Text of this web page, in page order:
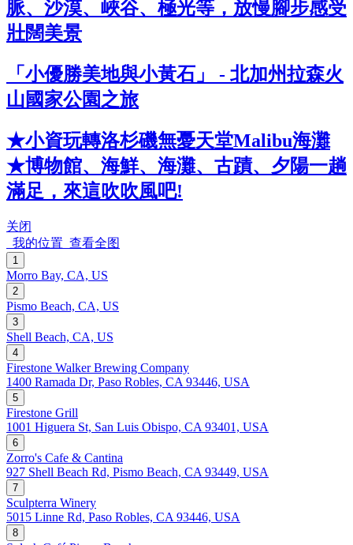
脈、沙漠、峽谷、極光等，放慢腳步感受
壯闊美景
「小優勝美地與小黃石」 - 北加州拉森火
山國家公園之旅
★小資玩轉洛杉磯無憂天堂Malibu海灘
★博物館、海鮮、海灘、古蹟、夕陽一趟
滿足，來這吹吹風吧!
关闭
我的位置 查看全图
1
Morro Bay, CA, US
2
Pismo Beach, CA, US
3
Shell Beach, CA, US
4
Firestone Walker Brewing Company
1400 Ramada Dr, Paso Robles, CA 93446, USA
5
Firestone Grill
1001 Higuera St, San Luis Obispo, CA 93401, USA
6
Zorro's Cafe & Cantina
927 Shell Beach Rd, Pismo Beach, CA 93449, USA
7
Sculpterra Winery
5015 Linne Rd, Paso Robles, CA 93446, USA
8